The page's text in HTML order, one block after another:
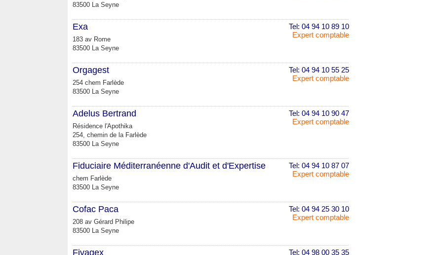
83500 La Seyne
Tel: 04 94 10 89 10
Expert comptable
Exa
183 av Rome
83500 La Seyne
Tel: 04 94 10 55 25
Expert comptable
Orgagest
254 chem Farlède
83500 La Seyne
Tel: 04 94 10 90 47
Expert comptable
Adelus Bertrand
Résidence l'Apothika
254, chemin de la Farlède
83500 La Seyne
Tel: 04 94 10 87 07
Expert comptable
Fiduciaire Méditerranéenne d'Audit et d'Expertise
chem Farlède
83500 La Seyne
Tel: 04 94 25 30 10
Expert comptable
Cofac Paca
208 av Gérard Philipe
83500 La Seyne
Tel: 04 98 00 35 35
Fivagex